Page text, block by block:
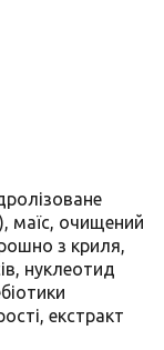
маїс, очищений
з криля,
нуклеотид
екстракт